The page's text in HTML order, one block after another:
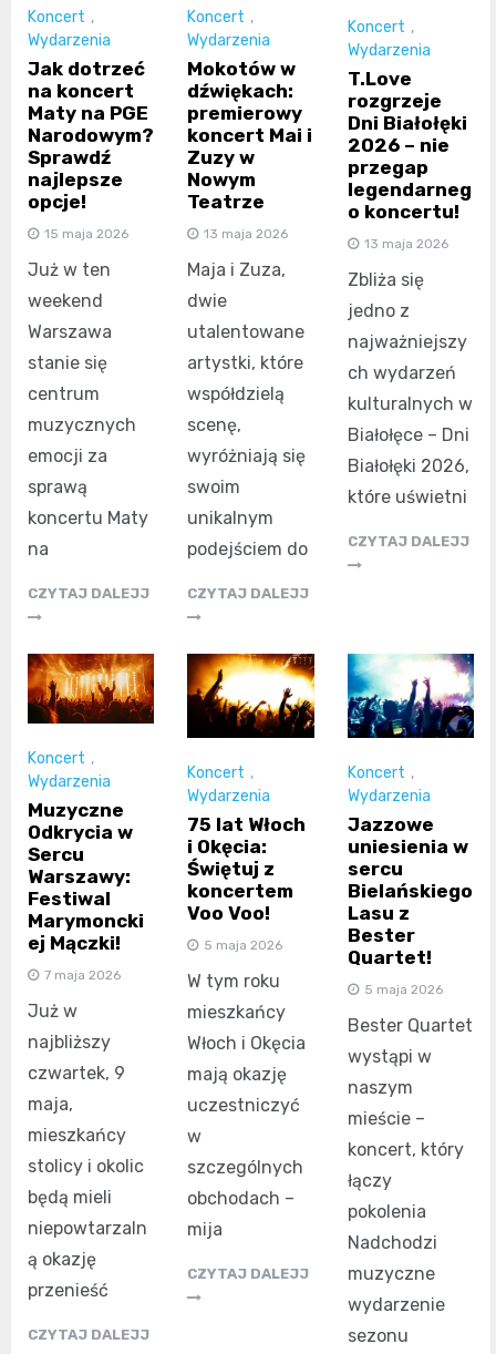
Koncert ,
Wydarzenia
Jak dotrzeć
na koncert
Maty na PGE
Narodowym?
Sprawdź
najlepsze
opcje!
15 maja 2026
Już w ten
weekend
Warszawa
stanie się
centrum
muzycznych
emocji za
sprawą
koncertu Maty
na
CZYTAJ DALEJJ
Koncert ,
Wydarzenia
Mokotów w
dźwiękach:
premierowy
koncert Mai i
Zuzy w
Nowym
Teatrze
13 maja 2026
Maja i Zuza,
dwie
utalentowane
artystki, które
współdzielą
scenę,
wyróżniają się
swoim
unikalnym
podejściem do
CZYTAJ DALEJJ
Koncert ,
Wydarzenia
T.Love
rozgrzeje
Dni Białołęki
2026 – nie
przegap
legendarneg
o koncertu!
13 maja 2026
Zbliża się
jedno z
najważniejszy
ch wydarzeń
kulturalnych w
Białołęce – Dni
Białołęki 2026,
które uświetni
CZYTAJ DALEJJ
Koncert ,
Wydarzenia
Muzyczne
Odkrycia w
Sercu
Warszawy:
Festiwal
Marymoncki
ej Mączki!
7 maja 2026
Już w
najbliższy
czwartek, 9
maja,
mieszkańcy
stolicy i okolic
będą mieli
niepowtarzaln
ą okazję
przenieść
CZYTAJ DALEJJ
Koncert ,
Wydarzenia
75 lat Włoch
i Okęcia:
Świętuj z
koncertem
Voo Voo!
5 maja 2026
W tym roku
mieszkańcy
Włoch i Okęcia
mają okazję
uczestniczyć
w
szczególnych
obchodach –
mija
CZYTAJ DALEJJ
Koncert ,
Wydarzenia
Jazzowe
uniesienia w
sercu
Bielańskiego
Lasu z
Bester
Quartet!
5 maja 2026
Bester Quartet
wystąpi w
naszym
mieście –
koncert, który
łączy
pokolenia
Nadchodzi
muzyczne
wydarzenie
sezonu